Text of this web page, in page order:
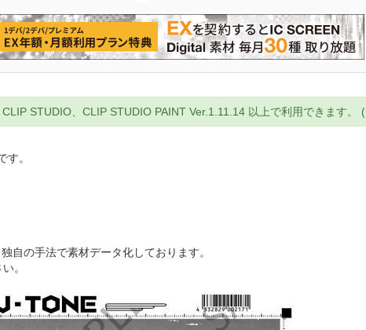
STUDIO、CLIP STUDIO PAINT Ver.1.11.14 以上で利用できます。 (
。
自の手法で素材データ化しております。
。